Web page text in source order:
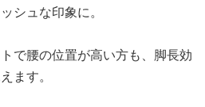
シュな印象に。
で腰の位置が高い方も、脚長効
ます。